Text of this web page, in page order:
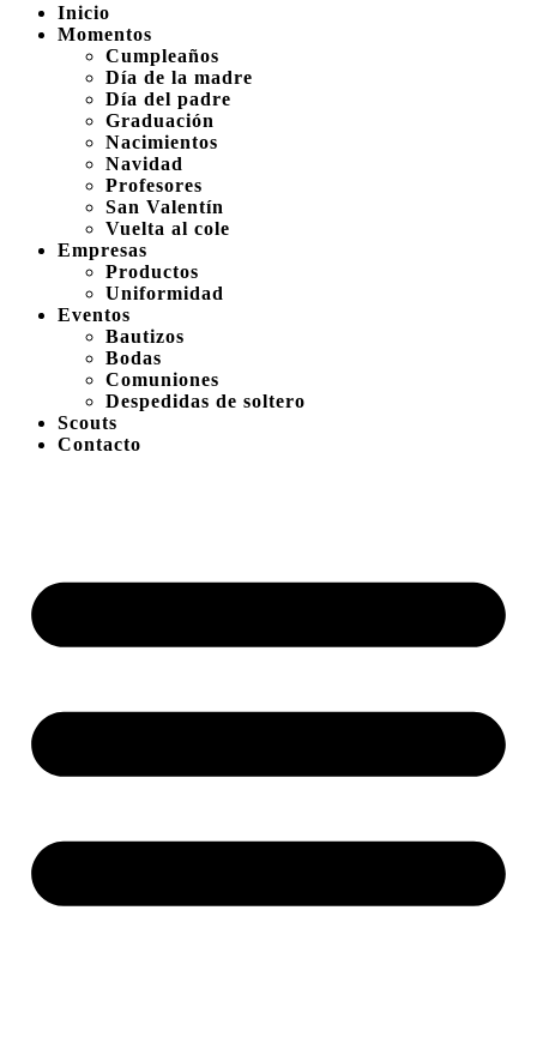
Inicio
Momentos
Cumpleaños
Día de la madre
Día del padre
Graduación
Nacimientos
Navidad
Profesores
San Valentín
Vuelta al cole
Empresas
Productos
Uniformidad
Eventos
Bautizos
Bodas
Comuniones
Despedidas de soltero
Scouts
Contacto